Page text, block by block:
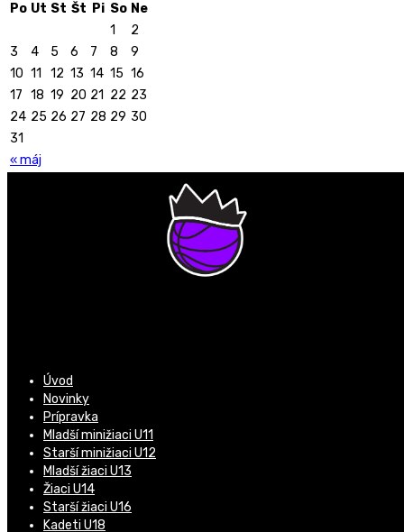
Po Ut St Št Pi So Ne
« máj
1
2
3
4 5 6 7 8
9
10 11 12 13 14 15 16
17 18 19 20 21 22 23
24 25 26 27 28 29 30
31
Úvod
Novinky
Prípravka
Mladší minižiaci U11
Starší minižiaci U12
Mladší žiaci U13
Žiaci U14
Starší žiaci U16
Kadeti U18